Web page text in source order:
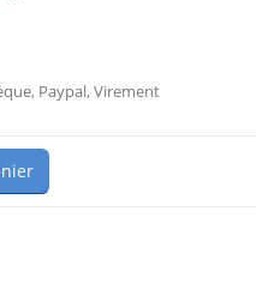
Paypal, Virement